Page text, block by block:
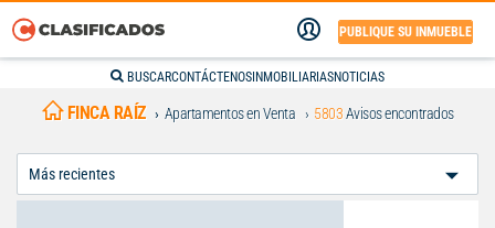
PUBLIQUE SU INMUEBLE
BUSCARCONTÁCTENOS INMOBILIARIASNOTICIAS
FINCA RAÍZ Apartamentos en Venta 5803Avisos encontrados